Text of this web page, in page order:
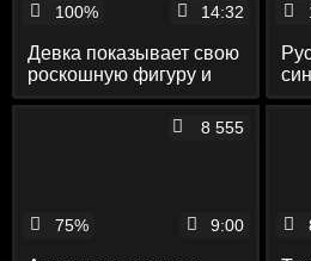
100% 14:32
Девка показывает свою
роскошную фигуру и
мастурбирует перед
75%
8 555
9:00